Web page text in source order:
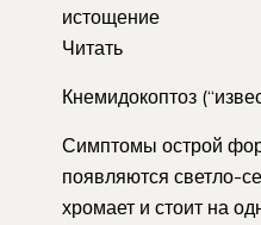
истощение
Читать
Кнемидокоптоз
Симптомы острой
появляются светло-
хромает и стоит на